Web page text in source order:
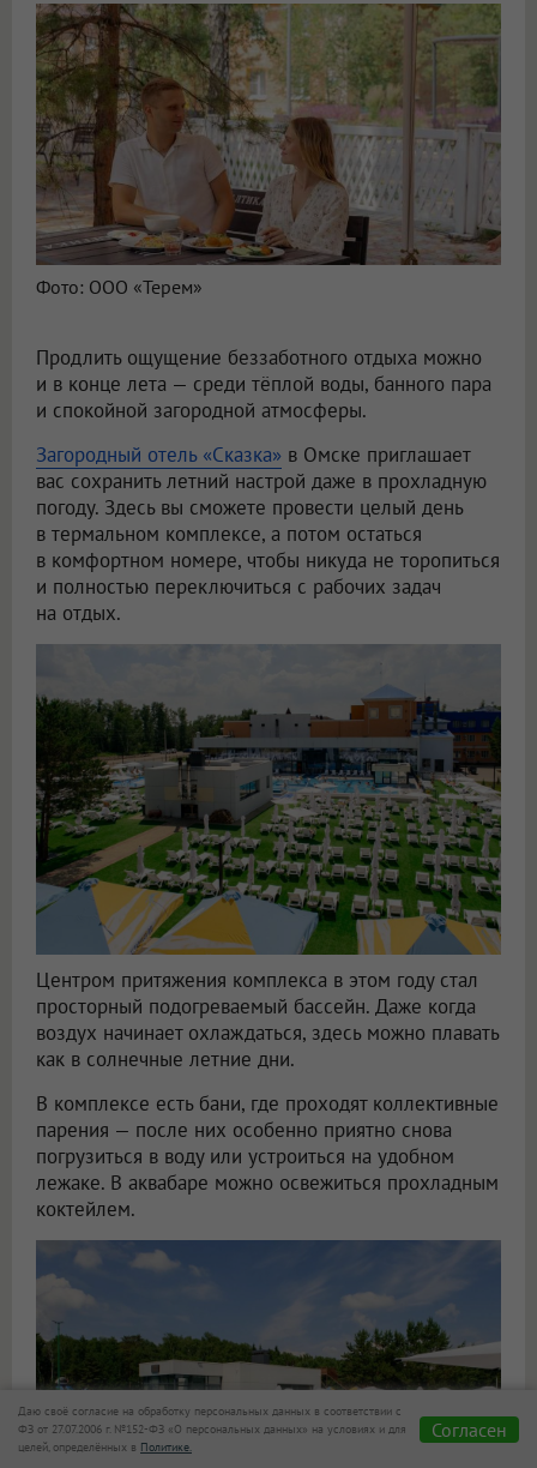
Фото: ООО «Терем»
Продлить ощущение беззаботного отдыха можно
и в конце лета — среди тёплой воды, банного пара
и спокойной загородной атмосферы.
Загородный отель «Сказка» в Омске приглашает
вас сохранить летний настрой даже в прохладную
погоду. Здесь вы сможете провести целый день
в термальном комплексе, а потом остаться
в комфортном номере, чтобы никуда не торопиться
и полностью переключиться с рабочих задач
на отдых.
Центром притяжения комплекса в этом году стал
просторный подогреваемый бассейн. Даже когда
воздух начинает охлаждаться, здесь можно плавать
как в солнечные летние дни.
В комплексе есть бани, где проходят коллективные
парения — после них особенно приятно снова
погрузиться в воду или устроиться на удобном
лежаке. В аквабаре можно освежиться прохладным
коктейлем.
Даю своё согласие на обработку персональных данных в соответствии с
ФЗ от 27.07.2006 г. №152-ФЗ «О персональных данных» на условиях и для
целей, определённых в Политике.
Согласен